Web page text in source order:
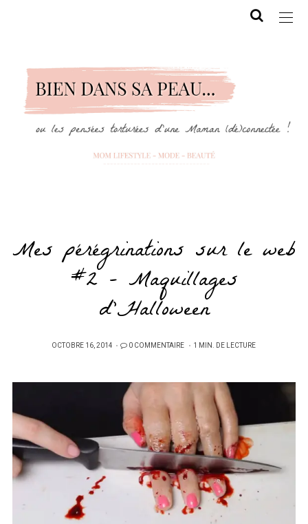
Mes pérégrinations sur le web
#2 – Maquillages
d’Halloween
PUBLIÉ
OCTOBRE 16, 2014 0 COMMENTAIRE 1 MIN. DE LECTURE